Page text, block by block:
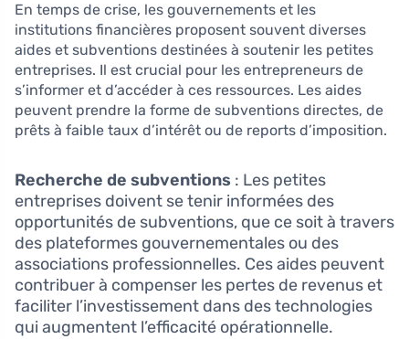
En temps de crise, les gouvernements et les
institutions financières proposent souvent diverses
aides et subventions destinées à soutenir les petites
entreprises. Il est crucial pour les entrepreneurs de
s’informer et d’accéder à ces ressources. Les aides
peuvent prendre la forme de subventions directes, de
prêts à faible taux d’intérêt ou de reports d’imposition.
Recherche de subventions : Les petites
entreprises doivent se tenir informées des
opportunités de subventions, que ce soit à travers
des plateformes gouvernementales ou des
associations professionnelles. Ces aides peuvent
contribuer à compenser les pertes de revenus et
faciliter l’investissement dans des technologies
qui augmentent l’efficacité opérationnelle.